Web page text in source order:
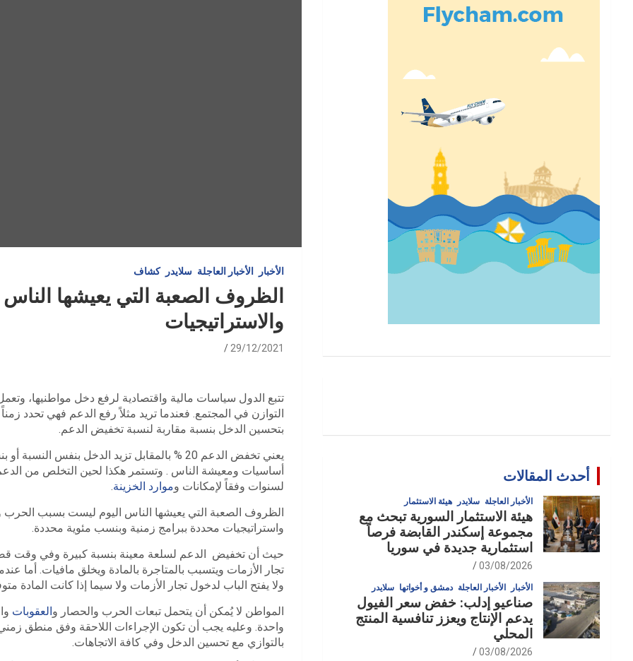
الأخبار الأخبار العاجلة سلايدر كشاف
الظروف الصعبة التي يعيشها
والاستراتيجيات
29/12/2021
تتبع الدول سياسات مالية واقتصادية لرفع دخل مواطنيها،
التوازن في المجتمع. فعندما تريد مثلاً رفع الدعم فهي تحدد
بتحسين الدخل بنسبة مقاربة لنسبة تخفيض الدعم.
يعني تخفض الدعم 20 % بالمقابل تزيد الدخل
أساسيات ومعيشة الناس . وتستمر هكذا لحين التخلص من الدعم
لسنوات وفقاً لإمكانات وموارد الخزينة.
الظروف الصعبة التي يعيشها الناس اليوم ليست بسبب
واستراتيجيات محددة ببرامج زمنية وبنسب مئوية محددة.
حيث أن تخفيض الدعم لسلعة معينة بنسبة كبيرة وفي وقت
تجار الأزمات ويتسبب بالمتاجرة بالمادة ويخلق مافيات. أما
ولا يفتح الباب لدخول تجار الأزمات ولا سيما إذا كانت المادة
المواطن لا يُمكن أن يتحمل تبعات الحرب والحصار و العقوبات
واحدة. وعليه يجب أن تكون الإجراءات اللاحقة وفق منطق
بالتوازي مع تحسين الدخل وفي كافة الاتجاهات.
أحدث المقالات
الأخبار العاجلة سلايدر هيئة الاستثمار
هيئة الاستثمار السورية تبحث مع
مجموعة إسكندر القابضة فرصاً
استثمارية جديدة في سوريا
03/08/2026
الأخبار الأخبار العاجلة دمشق و أخواتها سلايدر
صناعيو إدلب: خفض سعر الفيول
يدعم الإنتاج ويعزز تنافسية المنتج
المحلي
03/08/2026